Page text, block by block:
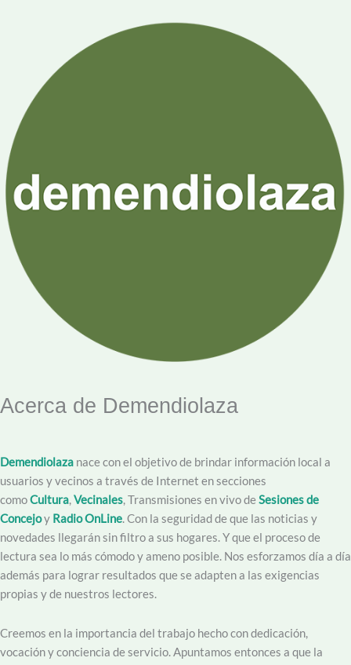
Acerca de Demendiolaza
Demendiolaza nace con el objetivo de brindar información local a
usuarios y vecinos a través de Internet en secciones
comoCultura,Vecinales, Transmisiones en vivo deSesiones de
Concejoy Radio OnLine. Con la seguridad de que las noticias y
novedades llegarán sin filtro a sus hogares. Y que el proceso de
lectura sea lo más cómodo y ameno posible. Nos esforzamos día a día
además para lograr resultados que se adapten a las exigencias
propias y de nuestros lectores.
Creemos en la importancia del trabajo hecho con dedicación,
vocación y conciencia de servicio. Apuntamos entonces a que la